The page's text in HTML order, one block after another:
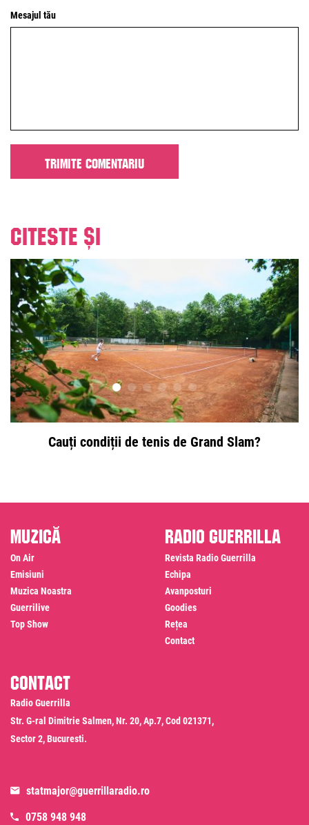
Mesajul tău
Citeste și
Cauți condiții de tenis de Grand Slam?
Muzică
On Air
Emisiuni
Muzica Noastra
Guerrilive
Top Show
Radio Guerrilla
Revista Radio Guerrilla
Echipa
Avanposturi
Goodies
Rețea
Contact
Contact
Radio Guerrilla
Str. G-ral Dimitrie Salmen, Nr. 20, Ap.7, Cod 021371,
Sector 2, Bucuresti.
statmajor@guerrillaradio.ro
0758 948 948